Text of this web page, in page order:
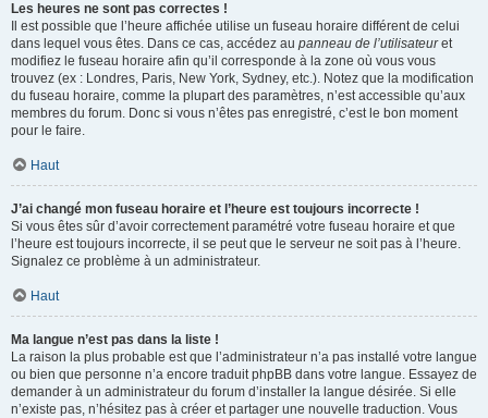
Les heures ne sont pas correctes !
Il est possible que l’heure affichée utilise un fuseau horaire différent de celui
dans lequel vous êtes. Dans ce cas, accédez au panneau de l’utilisateuret
modifiez le fuseau horaire afin qu’il corresponde à la zone où vous vous
trouvez (ex : Londres, Paris, New York, Sydney, etc.). Notez que la modification
du fuseau horaire, comme la plupart des paramètres, n’est accessible qu’aux
membres du forum. Donc si vous n’êtes pas enregistré, c’est le bon moment
pour le faire.
Haut
J’ai changé mon fuseau horaire et l’heure est toujours incorrecte !
Si vous êtes sûr d’avoir correctement paramétré votre fuseau horaire et que
l’heure est toujours incorrecte, il se peut que le serveur ne soit pas à l’heure.
Signalez ce problème à un administrateur.
Haut
Ma langue n’est pas dans la liste !
La raison la plus probable est que l’administrateur n’a pas installé votre langue
ou bien que personne n’a encore traduit phpBB dans votre langue. Essayez de
demander à un administrateur du forum d’installer la langue désirée. Si elle
n’existe pas, n’hésitez pas à créer et partager une nouvelle traduction. Vous